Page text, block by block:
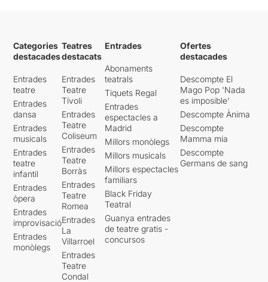
Categories
destacades
Entrades
teatre
Entrades
dansa
Entrades
musicals
Entrades
teatre
infantil
Entrades
òpera
Entrades
improvisació
Entrades
monòlegs
Teatres
destacats
Entrades
Teatre
Tívoli
Entrades
Teatre
Coliseum
Entrades
Teatre
Borràs
Entrades
Teatre
Romea
Entrades
La
Villarroel
Entrades
Teatre
Condal
Entrades
Abonaments
teatrals
Tiquets Regal
Entrades
espectacles a
Madrid
Millors monòlegs
Millors musicals
Millors espectacles
familiars
Black Friday
Teatral
Guanya entrades
de teatre gratis -
concursos
Ofertes
destacades
Descompte El
Mago Pop 'Nada
es imposible'
Descompte Ànima
Descompte
Mamma mia
Descompte
Germans de sang